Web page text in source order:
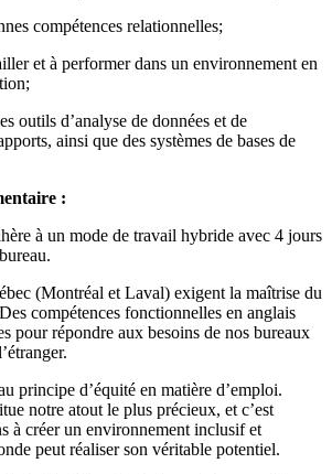
compétences relationnelles;
et à performer dans un environnement en
outils d’analyse de données et de
ainsi que des systèmes de bases de
:
à un mode de travail hybride avec 4 jours
(Montréal et Laval) exigent la maîtrise du
compétences fonctionnelles en anglais
pour répondre aux besoins de nos bureaux
principe d’équité en matière d’emploi.
notre atout le plus précieux, et c’est
à créer un environnement inclusif et
peut réaliser son véritable potentiel.